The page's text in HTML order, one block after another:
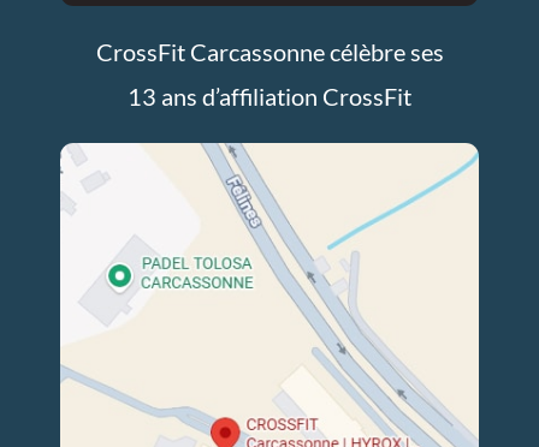
CrossFit Carcassonne célèbre ses
13 ans d’affiliation CrossFit